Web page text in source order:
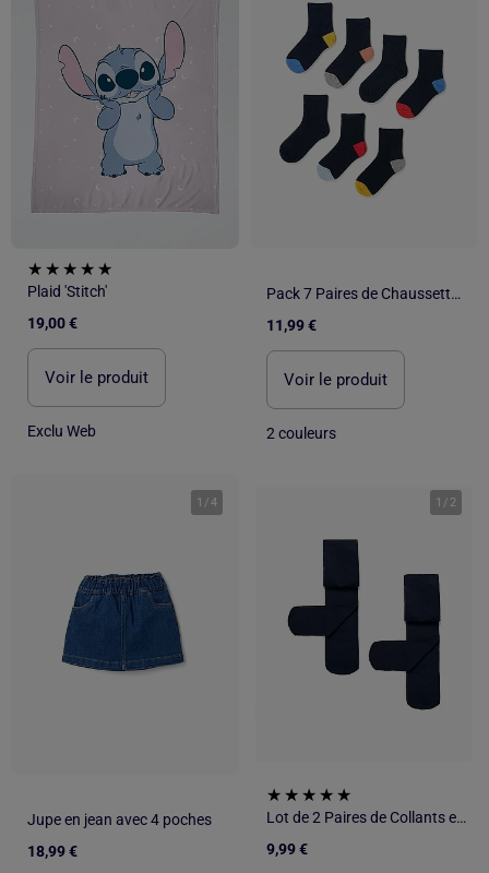
Plaid 'Stitch'
19,00 €
Voir le produit
Exclu Web
Pack 7 Paires de Chaussettes avec Détails Colorés
11,99 €
Voir le produit
2 couleurs
1 /4
Jupe en jean avec 4 poches
18,99 €
1 / 2
Lot de 2 Paires de Collants en Microfibre 40 Den
9,99 €